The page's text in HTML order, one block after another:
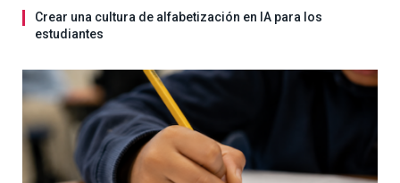
Crear una cultura de alfabetización en IA para los
estudiantes